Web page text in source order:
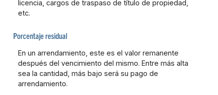
licencia, cargos de traspaso de título de propiedad,
etc.
Porcentaje residual
En un arrendamiento, este es el valor remanente
después del vencimiento del mismo. Entre más alta
sea la cantidad, más bajo será su pago de
arrendamiento.